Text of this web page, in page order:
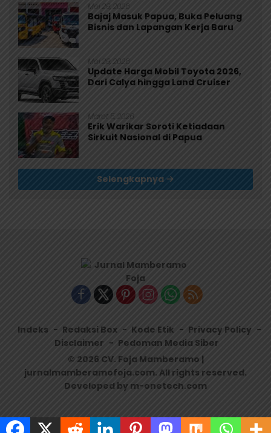
Mei 29, 2026
Bajaj Masuk Papua, Buka Peluang
Bisnis dan Lapangan Kerja Baru
Mei 29, 2026
Update Harga Mobil Toyota 2026,
Dari Calya hingga Land Cruiser
Maret 5, 2026
Erik Warikar Soroti Ketiadaan
Sirkuit Nasional di Papua
Selengkapnya
Indeks Redaksi Box Kode Etik
Privacy Policy
Disclaimer
Pedoman Media Siber
© 2026 CV. Foja Mamberamo |
jurnalmamberamofoja.com. All rights reserved.
Developed by m-onetech.com